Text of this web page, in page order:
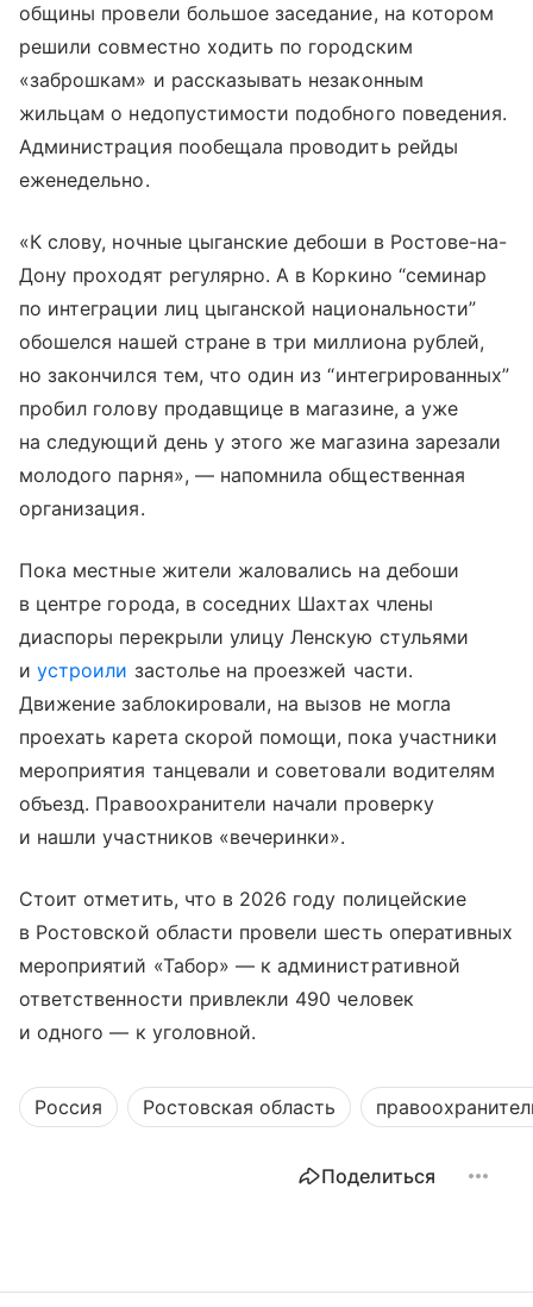
общины провели большое заседание, на котором
решили совместно ходить по городским
«заброшкам» и рассказывать незаконным
жильцам о недопустимости подобного поведения.
Администрация пообещала проводить рейды
еженедельно.
«К слову, ночные цыганские дебоши в Ростове-на-
Дону проходят регулярно. А в Коркино “семинар
по интеграции лиц цыганской национальности”
обошелся нашей стране в три миллиона рублей,
но закончился тем, что один из “интегрированных”
пробил голову продавщице в магазине, а уже
на следующий день у этого же магазина зарезали
молодого парня», — напомнила общественная
организация.
Пока местные жители жаловались на дебоши
в центре города, в соседних Шахтах члены
диаспоры перекрыли улицу Ленскую стульями
иустроили застолье на проезжей части.
Движение заблокировали, на вызов не могла
проехать карета скорой помощи, пока участники
мероприятия танцевали и советовали водителям
объезд. Правоохранители начали проверку
и нашли участников «вечеринки».
Стоит отметить, что в 2026 году полицейские
в Ростовской области провели шесть оперативных
мероприятий «Табор» — к административной
ответственности привлекли 490 человек
и одного — к уголовной.
Россия Ростовская область
Поделиться